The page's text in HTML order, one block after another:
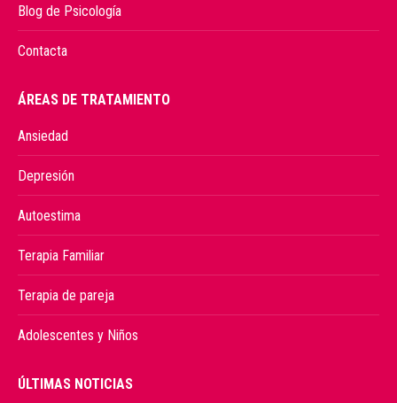
Blog de Psicología
Contacta
ÁREAS DE TRATAMIENTO
Ansiedad
Depresión
Autoestima
Terapia Familiar
Terapia de pareja
Adolescentes y Niños
ÚLTIMAS NOTICIAS